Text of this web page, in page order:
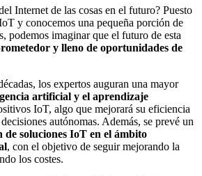
Internet de las cosas en el futuro? Puesto
y conocemos una pequeña porción de
podemos imaginar que el futuro de esta
y lleno de oportunidades de
los expertos auguran una mayor
artificial y el aprendizaje
IoT, algo que mejorará su eficiencia
autónomas. Además, se prevé un
de soluciones IoT en el ámbito
, con el objetivo de seguir mejorando la
los costes.